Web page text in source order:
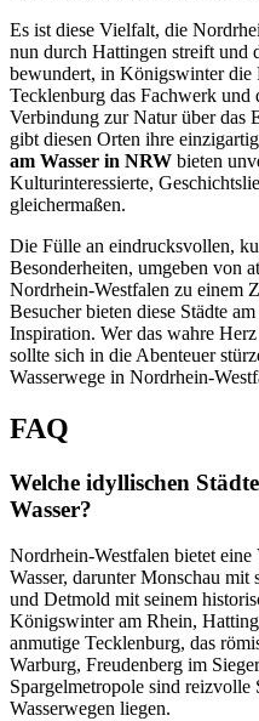
Es ist diese Vielfalt, die
nun durch Hattingen streift und
bewundert, in Königswinter die
Tecklenburg das Fachwerk
Verbindung zur Natur über das
gibt diesen Orten ihre
am Wasser in NRW bieten
Kulturinteressierte,
gleichermaßen.
Die Fülle an eindrucksvollen,
Besonderheiten, umgeben von
Nordrhein-Westfalen zu einem
Besucher bieten diese Städte
Inspiration. Wer das wahre
sollte sich in die Abenteuer
Wasserwege in Nordrhein-
FAQ
Welche idyllischen
Wasser?
Nordrhein-Westfalen bietet
Wasser, darunter Monschau mit
und Detmold mit seinem
Königswinter am Rhein,
anmutige Tecklenburg, das
Warburg, Freudenberg im
Spargelmetropole sind reizvolle
Wasserwegen liegen.